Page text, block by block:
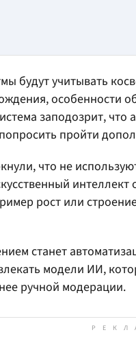
будут учитывать
особенности
заподозрит, что
пройти
что не
рост или
станет
модели ИИ,
ручной модерации.